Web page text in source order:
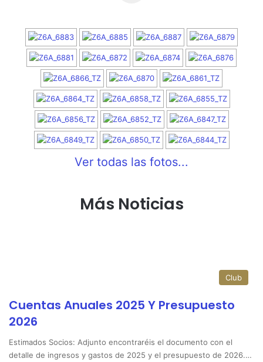
Ver todas las fotos...
Más Noticias
Club
Cuentas Anuales 2025 Y Presupuesto
2026
Estimados Socios: Adjunto encontraréis el documento con el
detalle de ingresos y gastos de 2025 y el presupuesto de 2026.…